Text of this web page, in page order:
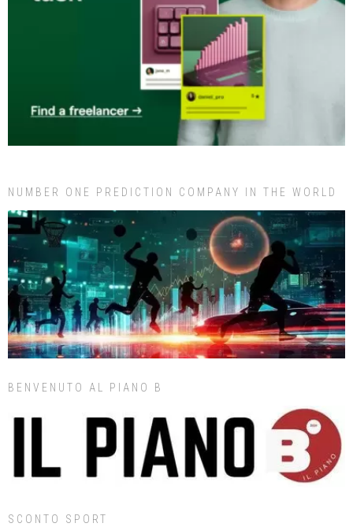
NUMBER ONE PREDICTION COMPANY IN THE WORLD
BENVENUTO AL PIANO B
SCONTO SPORT